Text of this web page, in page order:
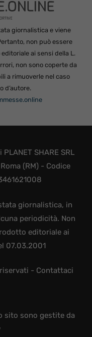
giornalistica e viene
non può essere
ai sensi della L.
non sono coperte da
a rimuoverle nel caso
d’autore.
SHARE SRL
(RM) - Codice
giornalistica, in
periodicità. Non
editoriale ai
07.03.2001
- Contattaci
sito sono gestite da